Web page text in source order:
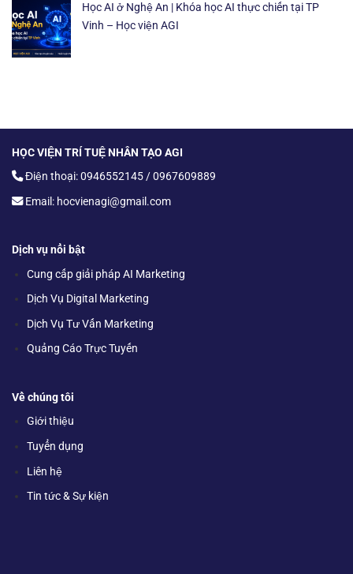
Học AI ở Nghệ An | Khóa học AI thực chiến tại TP
Vinh – Học viện AGI
HỌC VIỆN TRÍ TUỆ NHÂN TẠO AGI
Điện thoại: 0946552145 / 0967609889
Email: hocvienagi@gmail.com
Dịch vụ nổi bật
Cung cấp giải pháp AI Marketing
Dịch Vụ Digital Marketing
Dịch Vụ Tư Vấn Marketing
Quảng Cáo Trực Tuyến
Về chúng tôi
Giới thiệu
Tuyển dụng
Liên hệ
Tin tức & Sự kiện